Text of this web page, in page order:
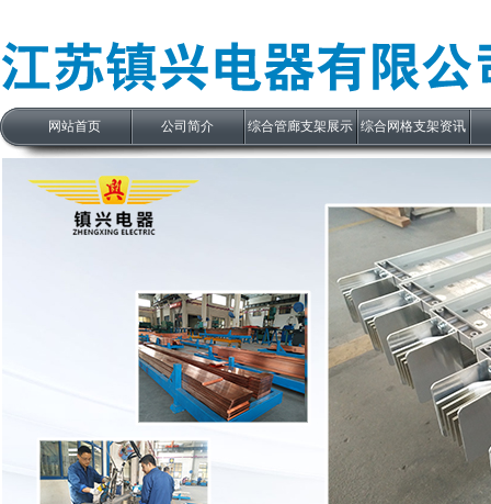
网站首页 公司简介 综合管廊支架展示 综合网格支架资讯